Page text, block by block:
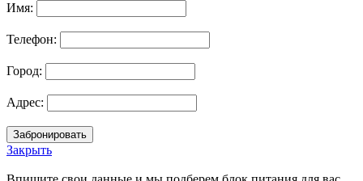
Имя:
Телефон:
Город:
Адрес:
Закрыть